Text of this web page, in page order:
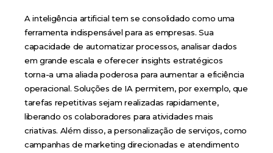
A inteligência artificial tem se consolidado como uma
ferramenta indispensável para as empresas. Sua
capacidade de automatizar processos, analisar dados
em grande escala e oferecer insights estratégicos
torna-a uma aliada poderosa para aumentar a eficiência
operacional. Soluções de IA permitem, por exemplo, que
tarefas repetitivas sejam realizadas rapidamente,
liberando os colaboradores para atividades mais
criativas. Além disso, a personalização de serviços, como
campanhas de marketing direcionadas e atendimento